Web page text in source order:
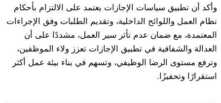
وأكد أن تطبيق سياسات الإجازات يعتمد على الالتزام بأحكام
نظام العمل واللوائح الداخلية، وتقديم الطلبات وفق الإجراءات
المعتمدة، مع ضمان عدم تأثر سير العمل، مشددًا على أن
العدالة والشفافية في تطبيق الإجازات تعزز ولاء الموظفين،
وترفع مستوى الرضا الوظيفي، وتسهم في بناء بيئة عمل أكثر
استقرارًا وتحفيزًا.